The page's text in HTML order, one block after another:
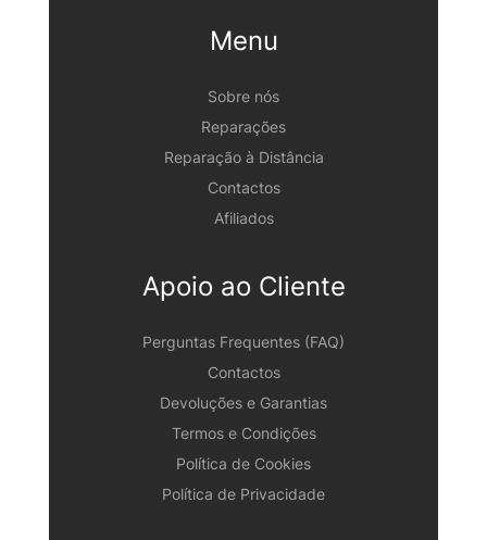
Menu
Sobre nós
Reparações
Reparação à Distância
Contactos
Afiliados
Apoio ao Cliente
Perguntas Frequentes (FAQ)
Contactos
Devoluções e Garantias
Termos e Condições
Política de Cookies
Política de Privacidade